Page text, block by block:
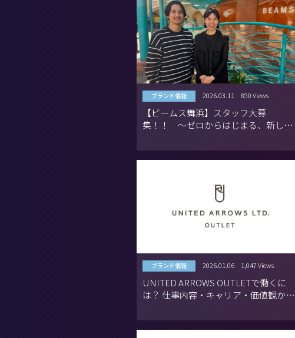
ブランド情報 2026.03.11 850 Views
【ビームス舞浜】スタッフ大募
集！！ 〜ゼロからはじまる、新しい
ブランド情報 2026.01.06 1,047 Views
UNITED ARROWS OUTLETで働くに
は？ 仕事内容・キャリア・価値観から